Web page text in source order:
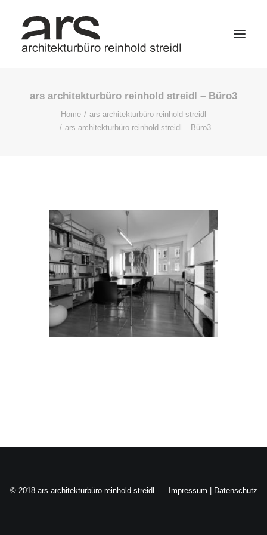
Search
ars architekturbüro reinhold streidl – Büro3
Home
ars architekturbüro reinhold streidl
ars architekturbüro reinhold streidl – Büro3
© 2018 ars architekturbüro reinhold streidl Impressum Datenschutz